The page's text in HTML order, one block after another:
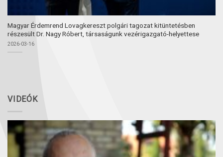
Magyar Érdemrend Lovagkereszt polgári tagozat kitüntetésben
részesült Dr. Nagy Róbert, társaságunk vezérigazgató-helyettese
2026-03-16
VIDEÓK